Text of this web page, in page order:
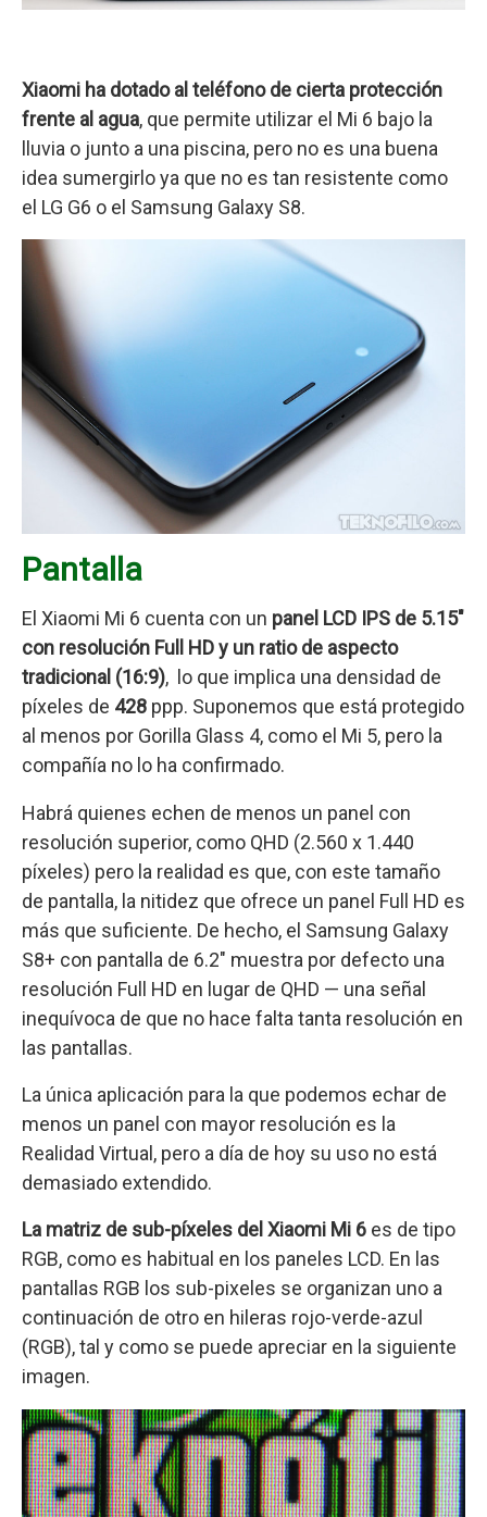
Xiaomi ha dotado al teléfono de cierta protección
frente al agua, que permite utilizar el Mi 6 bajo la
lluvia o junto a una piscina, pero no es una buena
idea sumergirlo ya que no es tan resistente como
el LG G6 o el Samsung Galaxy S8.
Pantalla
El Xiaomi Mi 6 cuenta con un panel LCD IPS de 5.15″
con resolución Full HD y un ratio de aspecto
tradicional (16:9), lo que implica una densidad de
píxeles de 428 ppp. Suponemos que está protegido
al menos por Gorilla Glass 4, como el Mi 5, pero la
compañía no lo ha confirmado.
Habrá quienes echen de menos un panel con
resolución superior, como QHD (2.560 x 1.440
píxeles) pero la realidad es que, con este tamaño
de pantalla, la nitidez que ofrece un panel Full HD es
más que suficiente. De hecho, el Samsung Galaxy
S8+ con pantalla de 6.2″ muestra por defecto una
resolución Full HD en lugar de QHD — una señal
inequívoca de que no hace falta tanta resolución en
las pantallas.
La única aplicación para la que podemos echar de
menos un panel con mayor resolución es la
Realidad Virtual, pero a día de hoy su uso no está
demasiado extendido.
La matriz de sub-píxeles del Xiaomi Mi 6 es de tipo
RGB, como es habitual en los paneles LCD. En las
pantallas RGB los sub-pixeles se organizan uno a
continuación de otro en hileras rojo-verde-azul
(RGB), tal y como se puede apreciar en la siguiente
imagen.